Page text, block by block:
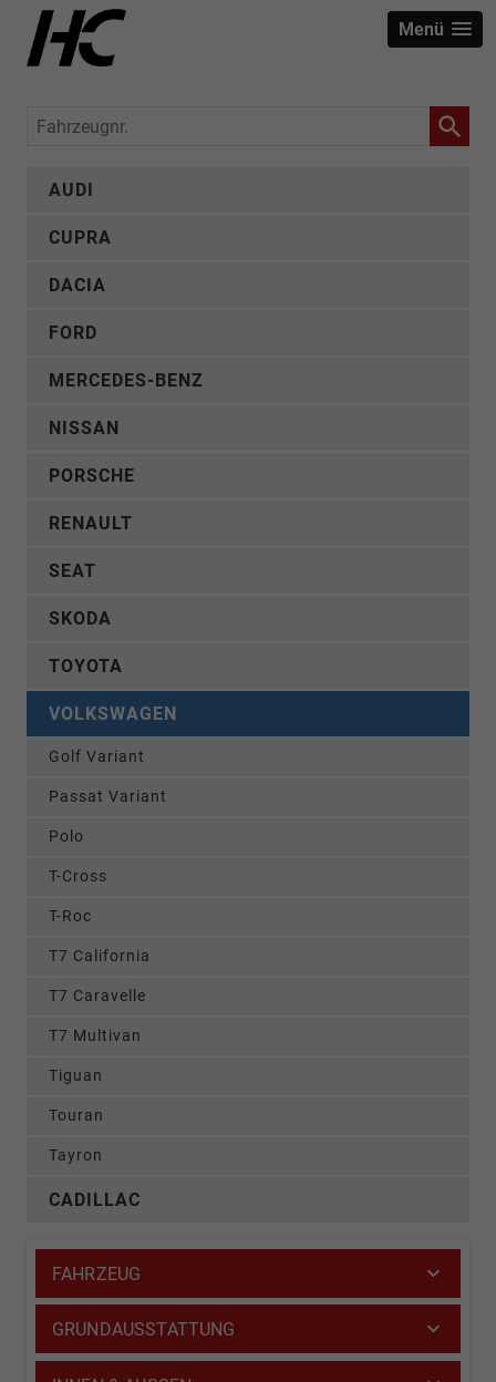
Menü
Fahrzeugnr.
AUDI
CUPRA
DACIA
FORD
MERCEDES-BENZ
NISSAN
PORSCHE
RENAULT
SEAT
SKODA
TOYOTA
VOLKSWAGEN
Golf Variant
Passat Variant
Polo
T-Cross
T-Roc
T7 California
T7 Caravelle
T7 Multivan
Tiguan
Touran
Tayron
CADILLAC
FAHRZEUG
GRUNDAUSSTATTUNG